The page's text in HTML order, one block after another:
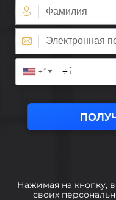
Нажимая на кнопку,
своих